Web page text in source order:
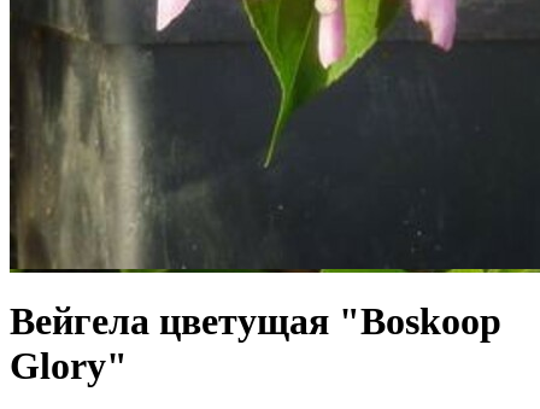
Вейгела цветущая "Boskoop
Glory"